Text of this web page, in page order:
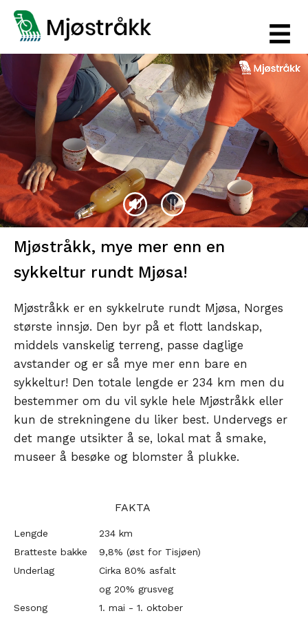
Mjøstråkk, mye mer enn en
sykkeltur rundt Mjøsa!
Mjøstråkk er en sykkelrute rundt Mjøsa, Norges
største innsjø. Den byr på et flott landskap,
middels vanskelig terreng, passe daglige
avstander og er så mye mer enn bare en
sykkeltur! Den totale lengde er 234 km men du
bestemmer om du vil sykle hele Mjøstråkk eller
kun de strekningene du liker best. Undervegs er
det mange utsikter å se, lokal mat å smake,
museer å besøke og blomster å plukke.
FAKTA
Lengde
234 km
Bratteste bakke
9,8% (øst for Tisjøen)
Underlag
Cirka 80% asfalt
og 20% grusveg
Sesong
1. mai - 1. oktober